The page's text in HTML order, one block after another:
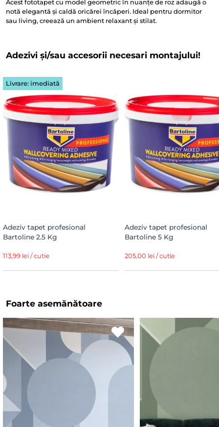
Acest fototapet cu model geometric în nuanțe de roz adaugă o
notă elegantă și caldă oricărei încăperi. Ideal pentru dormitor
sau living, creează un ambient relaxant și stilat.
Adezivi și/sau accesorii necesari montajului!
Livrare: imediată
Adeziv tapet profesional
Bartoline 2.5 Kg
113,99 lei / cutie
Adeziv tapet profesional
Bartoline 5 Kg
205,00 lei / cutie
Foarte asemănătoare